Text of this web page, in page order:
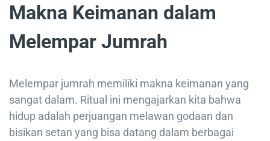
Makna Keimanan dalam
Melempar Jumrah
Melempar jumrah memiliki makna keimanan yang
sangat dalam. Ritual ini mengajarkan kita bahwa
hidup adalah perjuangan melawan godaan dan
bisikan setan yang bisa datang dalam berbagai